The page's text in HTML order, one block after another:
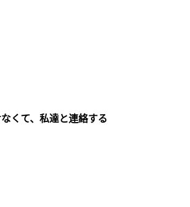
くて、私達と連絡する